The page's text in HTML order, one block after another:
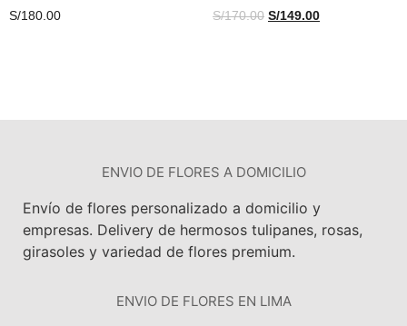
S/180.00 S/170.00 S/149.00
ENVIO DE FLORES A DOMICILIO
Envío de flores personalizado a domicilio y
empresas. Delivery de hermosos tulipanes, rosas,
girasoles y variedad de flores premium.
ENVIO DE FLORES EN LIMA